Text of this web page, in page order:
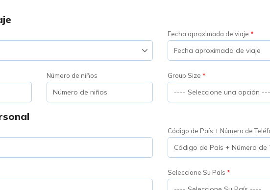
Fecha aproximada de viaje
Número de niños Group Size
Código de País + Número de
Seleccione Su País